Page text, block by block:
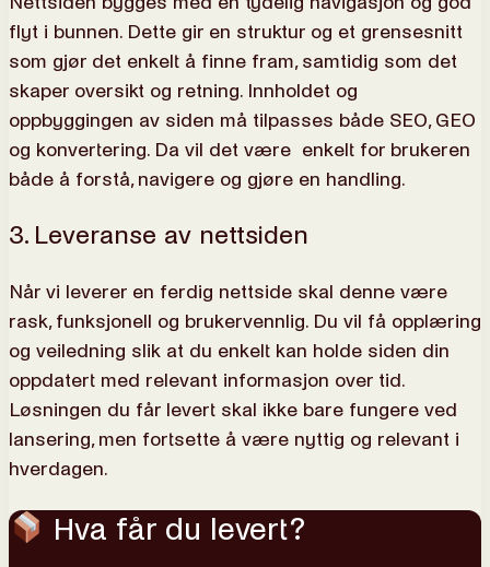
flyt i bunnen. Dette gir en struktur og et grensesnitt
som gjør det enkelt å finne fram, samtidig som det
skaper oversikt og retning. Innholdet og
oppbyggingen av siden må tilpasses både SEO, GEO
og konvertering. Da vil det være enkelt for brukeren
både å forstå, navigere og gjøre en handling.
3. Leveranse av nettsiden
Når vi leverer en ferdig nettside skal denne være
rask, funksjonell og brukervennlig. Du vil få opplæring
og veiledning slik at du enkelt kan holde siden din
oppdatert med relevant informasjon over tid.
Løsningen du får levert skal ikke bare fungere ved
lansering, men fortsette å være nyttig og relevant i
hverdagen.
Hva får du levert?